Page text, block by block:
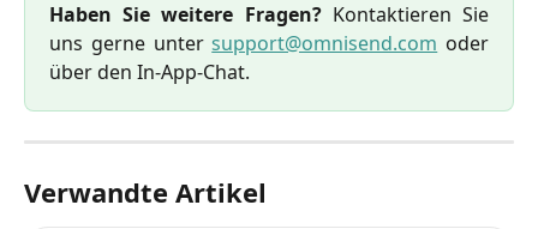
Haben Sie weitere Fragen?Kontaktieren Sie
uns gerne untersupport@omnisend.com oder
über den In-App-Chat.
Verwandte Artikel